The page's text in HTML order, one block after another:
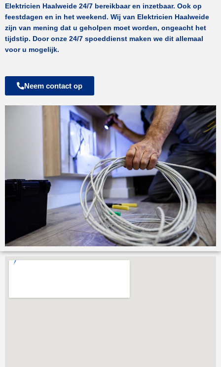
Elektricien Haalweide 24/7 bereikbaar en inzetbaar. Ook op
feestdagen en in het weekend. Wij van Elektricien Haalweide
zijn van mening dat u geholpen moet worden, ongeacht het
tijdstip. Door onze 24/7 spoeddienst maken we dit allemaal
voor u mogelijk.
Neem contact op